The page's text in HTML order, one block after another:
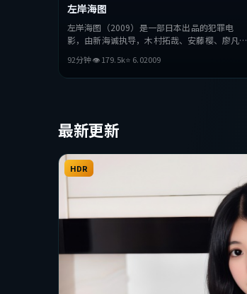
左岸海图
左岸海图（2009）是一部日本出品的犯罪电
影，由新海诚执导，木村拓哉、安藤樱、廖凡等
与抉择，节奏张弛有度，适合喜欢该类型的观众
完整观看。
92分钟👁179.5k⭐ 6.02009
最新更新
HDR